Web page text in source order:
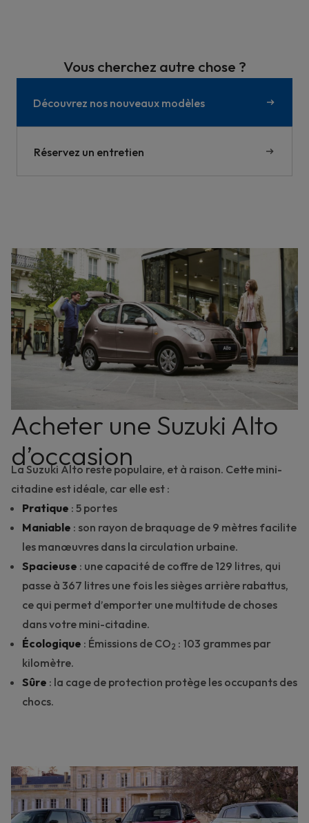
Vous cherchez autre chose ?
Découvrez nos nouveaux modèles
Réservez un entretien
Acheter une Suzuki Alto
d’occasion
La Suzuki Alto reste populaire, et à raison. Cette mini-
citadine est idéale, car elle est :
Pratique : 5 portes
Maniable : son rayon de braquage de 9 mètres facilite
les manœuvres dans la circulation urbaine.
Spacieuse : une capacité de coffre de 129 litres, qui
passe à 367 litres une fois les sièges arrière rabattus,
ce qui permet d’emporter une multitude de choses
dans votre mini-citadine.
Écologique : Émissions de CO2 : 103 grammes par
kilomètre.
Sûre : la cage de protection protège les occupants des
chocs.